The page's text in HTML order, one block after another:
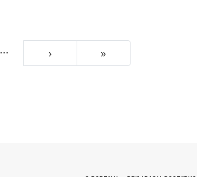
… ››› »Ostatni